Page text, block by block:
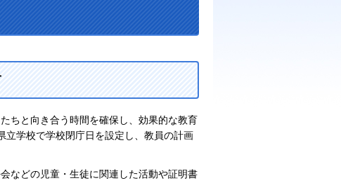
ちと向き合う時間を確保し、効果的な教育
立学校で学校閉庁日を設定し、教員の計画
などの児童・生徒に関連した活動や証明書